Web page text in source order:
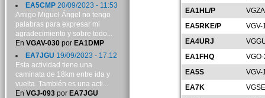
EA1HL/P
EA5RKE/P
VGV-
EA4URJ
EA1FHQ
EA5S
VGV-
EA7K
EA5CMP20/09/2023 - 11:53
Amigo Miguel Ángel no tengo
palabras para expresar mi
agradecimiento y sobre todo...
En VGAV-030por EA1DMP
EA7JGU 19/09/2023 - 17:12
Esta actividad tiene una
caminata de 18km entre ida y
vuelta. También es una acti...
En VGJ-093por EA7JGU